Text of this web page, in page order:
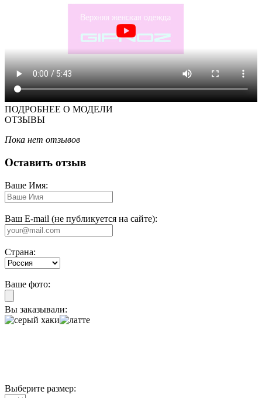
ПОДРОБНЕЕ О МОДЕЛИ
ОТЗЫВЫ
Пока нет отзывов
Оставить отзыв
Ваше Имя:
Ваш E-mail (не публикуется на сайте):
Страна:
Ваше фото:
Вы заказывали:
Выберите размер: